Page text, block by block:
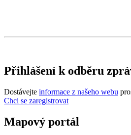
Přihlášení k odběru
Dostávejte informace z našeho webu
Chci se zaregistrovat
Mapový portál